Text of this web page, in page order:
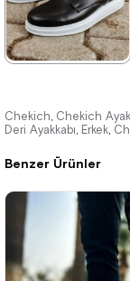
%32İndirim
Ücretsiz
Kargo
3.300,00 ₺
%31İndirim
Ücretsiz
Benzer Ürünler
Chekich, Chekich
Deri Ayakkabı, Erkek,